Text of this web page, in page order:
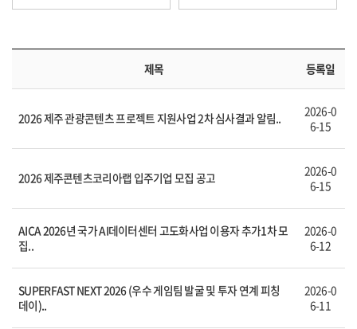
제목 등록일
2026 제주 관광콘텐츠 프로젝트 지원사업 2차 심사결과 알림..
2026-0
6-15
2026 제주콘텐츠코리아랩 입주기업 모집 공고
2026-0
6-15
AICA 2026년 국가 AI데이터센터 고도화사업 이용자 추가1차 모
집..
2026-0
6-12
SUPERFAST NEXT 2026 (우수 게임팀 발굴 및 투자 연계 피칭
데이)..
2026-0
6-11